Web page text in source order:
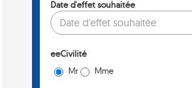
Date d'effet souhaitée
eeCivilité
Mr
Mme